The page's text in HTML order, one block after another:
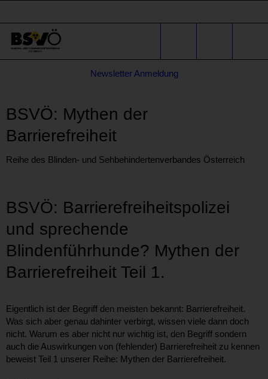
Stichwortsuche
Anfragen
Newsletter Anmeldung
BSVÖ: Mythen der
Barrierefreiheit
Reihe des Blinden- und Sehbehindertenverbandes Österreich
BSVÖ: Barrierefreiheitspolizei
und sprechende
Blindenführhunde? Mythen der
Barrierefreiheit Teil 1.
Eigentlich ist der Begriff den meisten bekannt: Barrierefreiheit.
Was sich aber genau dahinter verbirgt, wissen viele dann doch
nicht. Warum es aber nicht nur wichtig ist, den Begriff sondern
auch die Auswirkungen von (fehlender) Barrierefreiheit zu kennen
beweist Teil 1 unserer Reihe: Mythen der Barrierefreiheit.